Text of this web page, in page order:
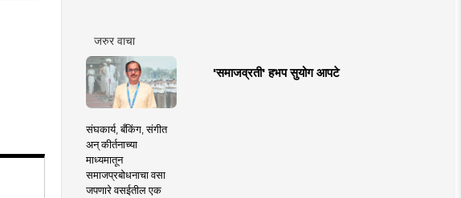
जरुर वाचा
'समाजव्रती' हभप सुयोग आपटे
संघकार्य, बँकिंग, संगीत
अन् कीर्तनाच्या
माध्यमातून
समाजप्रबोधनाचा वसा
जपणारे वसईतील एक